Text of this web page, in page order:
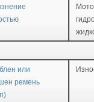
или
ремень